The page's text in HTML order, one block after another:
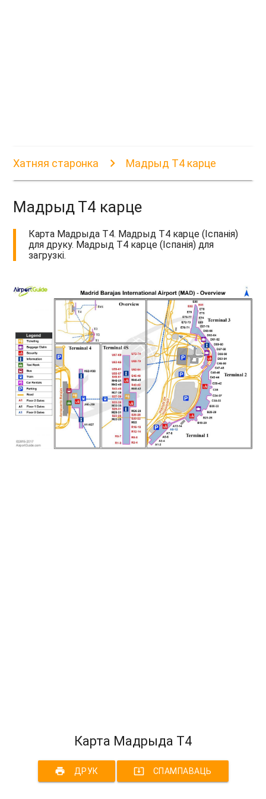
Хатняя старонка Мадрыд Т4 карце
Мадрыд Т4 карце
Карта Мадрыда Т4. Мадрыд Т4 карце (Іспанія)
для друку. Мадрыд Т4 карце (Іспанія) для
загрузкі.
Карта Мадрыда Т4
print ДРУК system_update_alt СПАМПАВАЦЬ